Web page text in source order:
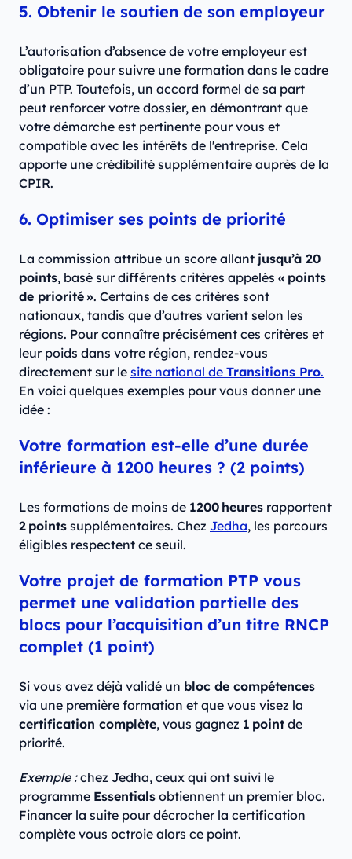
5. Obtenir le soutien de son employeur
L’autorisation d’absence de votre employeur est
obligatoire pour suivre une formation dans le cadre
d’un PTP. Toutefois, un accord formel de sa part
peut renforcer votre dossier, en démontrant que
votre démarche est pertinente pour vous et
compatible avec les intérêts de l'entreprise. Cela
apporte une crédibilité supplémentaire auprès de la
CPIR.
6. Optimiser ses points de priorité
La commission attribue un score allant jusqu’à 20
points, basé sur différents critères appelés « points
de priorité ». Certains de ces critères sont
nationaux, tandis que d’autres varient selon les
régions. Pour connaître précisément ces critères et
leur poids dans votre région, rendez-vous
directement sur le site national de Transitions Pro.
En voici quelques exemples pour vous donner une
idée :
Votre formation est-elle d’une durée
inférieure à 1200 heures ? (2 points)
Les formations de moins de 1200 heures rapportent
2 points supplémentaires. Chez Jedha, les parcours
éligibles respectent ce seuil.
Votre projet de formation PTP vous
permet une validation partielle des
blocs pour l’acquisition d’un titre RNCP
complet (1 point)
Si vous avez déjà validé un bloc de compétences
via une première formation et que vous visez la
certification complète, vous gagnez 1 point de
priorité.
Exemple :chez Jedha, ceux qui ont suivi le
programme Essentials obtiennent un premier bloc.
Financer la suite pour décrocher la certification
complète vous octroie alors ce point.